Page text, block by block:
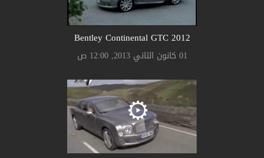
Bentley Continental GTC 2012
01 كانون الثاني 2013, 12:00 ص